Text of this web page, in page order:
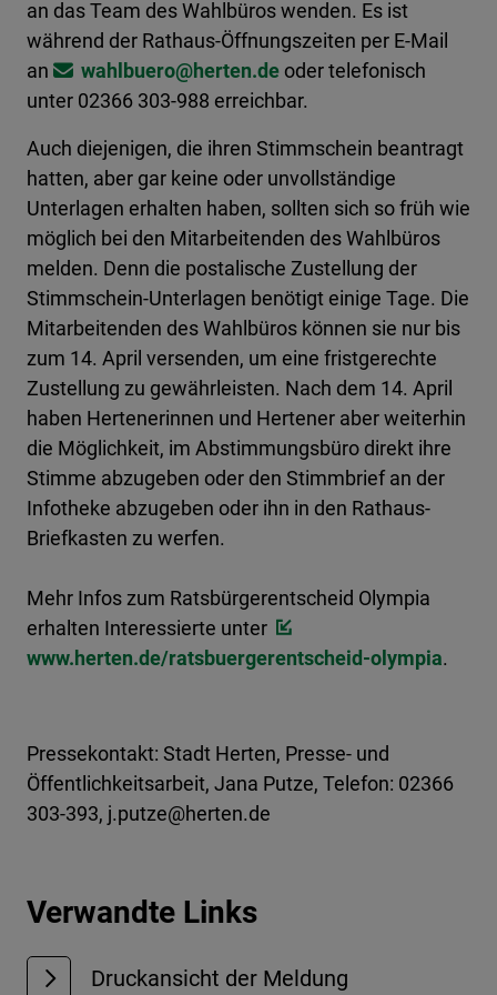
an das Team des Wahlbüros wenden. Es ist
während der Rathaus-Öffnungszeiten per E-Mail
an
wahlbuero@​herten.de oder telefonisch
unter 02366 303-988 erreichbar.
Auch diejenigen, die ihren Stimmschein beantragt
hatten, aber gar keine oder unvollständige
Unterlagen erhalten haben, sollten sich so früh wie
möglich bei den Mitarbeitenden des Wahlbüros
melden. Denn die postalische Zustellung der
Stimmschein-Unterlagen benötigt einige Tage. Die
Mitarbeitenden des Wahlbüros können sie nur bis
zum 14. April versenden, um eine fristgerechte
Zustellung zu gewährleisten. Nach dem 14. April
haben Hertenerinnen und Hertener aber weiterhin
die Möglichkeit, im Abstimmungsbüro direkt ihre
Stimme abzugeben oder den Stimmbrief an der
Infotheke abzugeben oder ihn in den Rathaus-
Briefkasten zu werfen.
Mehr Infos zum Ratsbürgerentscheid Olympia
erhalten Interessierte unter
www.herten.de/ratsbuergerentscheid-olympia.
Pressekontakt: Stadt Herten, Presse- und
Öffentlichkeitsarbeit, Jana Putze, Telefon: 02366
303-393, j.putze@herten.de
Verwandte Links
Druckansicht der Meldung